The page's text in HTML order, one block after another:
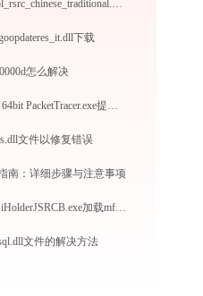
9a676a954df92a14_pl_rsrc_chinese_traditional.dll下载
下载
怎么解决
cisco packet tracer 80 64bit PacketTracer.exe提示缺少qt5networkauth.dll文件的解决办法
文件以修复错误
南：详细步骤与注意事项
江苏·农村商业银行 iHolderJSRCB.exe加载mfc100u.dll文件丢失处理办法
文件的解决方法